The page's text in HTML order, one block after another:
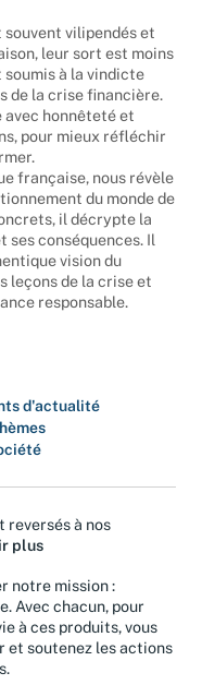
vilipendés et
leur sort est moins
à la vindicte
de la crise financière.
avec honnêteté et
pour mieux réfléchir
française, nous révèle
du monde de
il décrypte la
ses conséquences. Il
vision du
leçons de la crise et
responsable.
d'actualité
reversés à nos
plus
notre mission :
Avec chacun, pour
à ces produits, vous
et soutenez les actions